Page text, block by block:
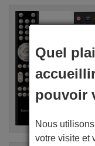
Quel
pouvoir
Nous
votre visite et